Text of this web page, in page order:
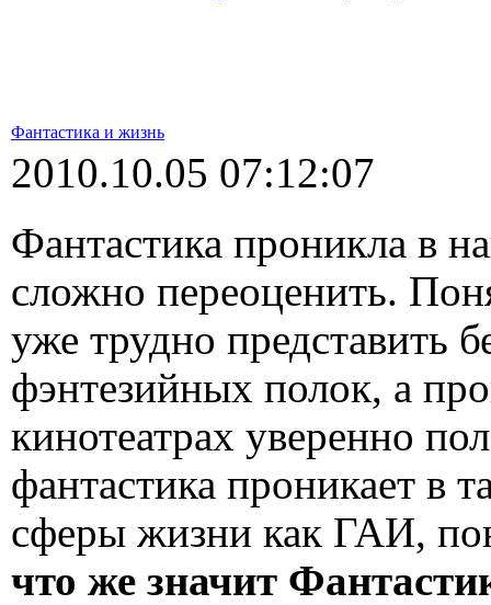
Фантастика и жизнь
2010.10.05 07:12:07
Фантастика проникла в
сложно переоценить.
уже трудно представить
фэнтезийных полок, а
кинотеатрах уверенно
фантастика проникает в
сферы жизни как ГАИ,
что же значит